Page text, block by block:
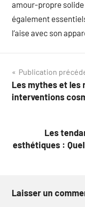
amour-propre
également
l’aise avec son
Navigation
de
Publication
Les mythes et les
interventions
Les
esthétiques :
Laisser un